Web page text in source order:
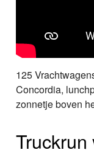
125
Concordia,
zonnetje boven